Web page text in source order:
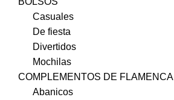
Casuales
De fiesta
Divertidos
Mochilas
COMPLEMENTOS DE FLAMENCA
Abanicos